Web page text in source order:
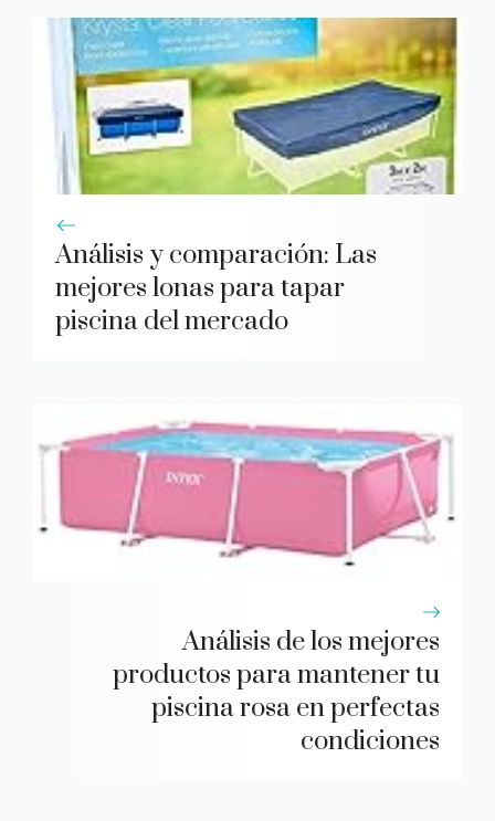
Análisis y comparación: Las
mejores lonas para tapar
piscina del mercado
Análisis de los mejores
productos para mantener tu
piscina rosa en perfectas
condiciones